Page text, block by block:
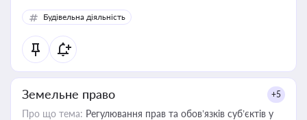
Будівельна діяльність
Земельне право +5
Про що тема: Регулювання прав та обов’язків суб’єктів у